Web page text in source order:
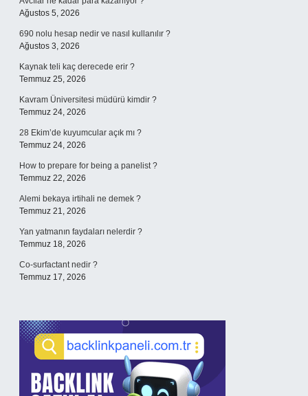
Ağustos 5, 2026
690 nolu hesap nedir ve nasıl kullanılır ?
Ağustos 3, 2026
Kaynak teli kaç derecede erir ?
Temmuz 25, 2026
Kavram Üniversitesi müdürü kimdir ?
Temmuz 24, 2026
28 Ekim’de kuyumcular açık mı ?
Temmuz 24, 2026
How to prepare for being a panelist ?
Temmuz 22, 2026
Alemi bekaya irtihali ne demek ?
Temmuz 21, 2026
Yan yatmanın faydaları nelerdir ?
Temmuz 18, 2026
Co-surfactant nedir ?
Temmuz 17, 2026